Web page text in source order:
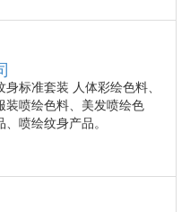
标准套装 人体彩绘色料、
装喷绘色料、美发喷绘色
喷绘纹身产品。